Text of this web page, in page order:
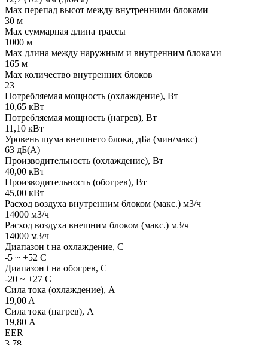
Мах перепад высот между внутренними блоками
30 м
Мах суммарная длина трассы
1000 м
Мах длина между наружным и внутренним блоками
165 м
Мах количество внутренних блоков
23
Потребляемая мощность (охлаждение), Вт
10,65 кВт
Потребляемая мощность (нагрев), Вт
11,10 кВт
Уровень шума внешнего блока, дБа (мин/макс)
63 дБ(А)
Производительность (охлаждение), Вт
40,00 кВт
Производительность (обогрев), Вт
45,00 кВт
Расход воздуха внутренним блоком (макс.) м3/ч
14000 м3/ч
Расход воздуха внешним блоком (макс.) м3/ч
14000 м3/ч
Диапазон t на охлаждение, С
-5 ~ +52 С
Диапазон t на обогрев, С
-20 ~ +27 С
Сила тока (охлаждение), А
19,00 A
Сила тока (нагрев), А
19,80 А
EER